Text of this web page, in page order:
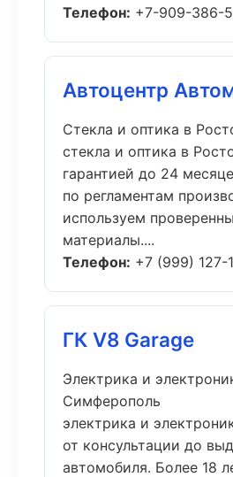
Телефон: +7-909-386-
Автоцентр
Стекла и оптика в
стекла и оптика в
гарантией до 24
по регламентам
используем
материалы....
Телефон: +7 (999) 127-
ГК V8 Garage
Электрика и
Симферополь
электрика и
от консультации до
автомобиля. Более 18